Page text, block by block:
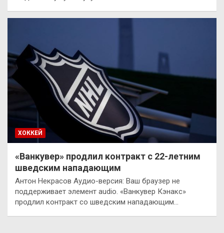
ХОККЕЙ
«Ванкувер» продлил контракт с 22-летним
шведским нападающим
Антон Некрасов Аудио-версия: Ваш браузер не
поддерживает элемент audio. «Ванкувер Кэнакс»
продлил контракт со шведским нападающим…